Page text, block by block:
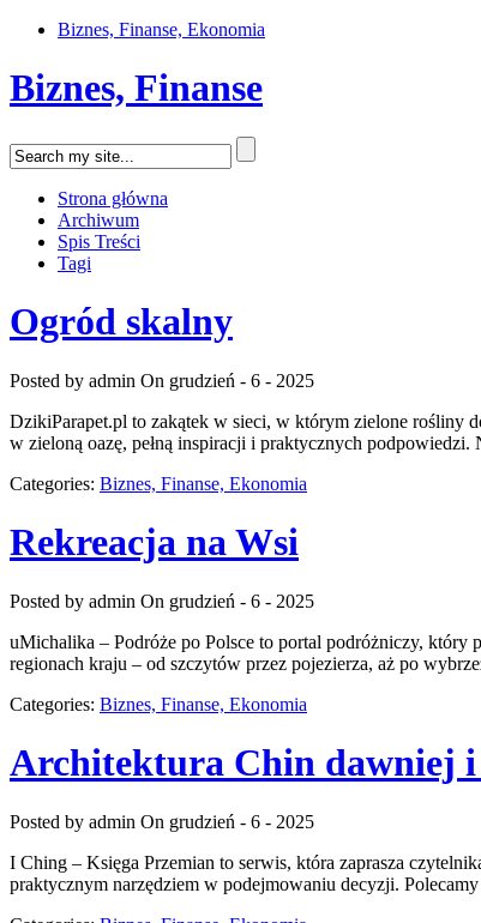
Biznes, Finanse, Ekonomia
Biznes, Finanse
Strona główna
Archiwum
Spis Treści
Tagi
Ogród skalny
Posted by admin On grudzień - 6 - 2025
DzikiParapet.pl to zakątek w sieci, w którym zielone rośliny
w zieloną oazę, pełną inspiracji i praktycznych
Categories: Biznes, Finanse, Ekonomia
Rekreacja na Wsi
Posted by admin On grudzień - 6 - 2025
uMichalika – Podróże po Polsce to portal podróżniczy,
regionach kraju – od szczytów przez pojezierza, aż po
Categories: Biznes, Finanse, Ekonomia
Architektura Chin dawniej i
Posted by admin On grudzień - 6 - 2025
I Ching – Księga Przemian to serwis, która zaprasza
praktycznym narzędziem w podejmowaniu decyzji.